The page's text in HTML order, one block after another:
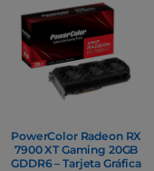
PowerColor Radeon RX
7900 XT Gaming 20GB
GDDR6 – Tarjeta Gráfica